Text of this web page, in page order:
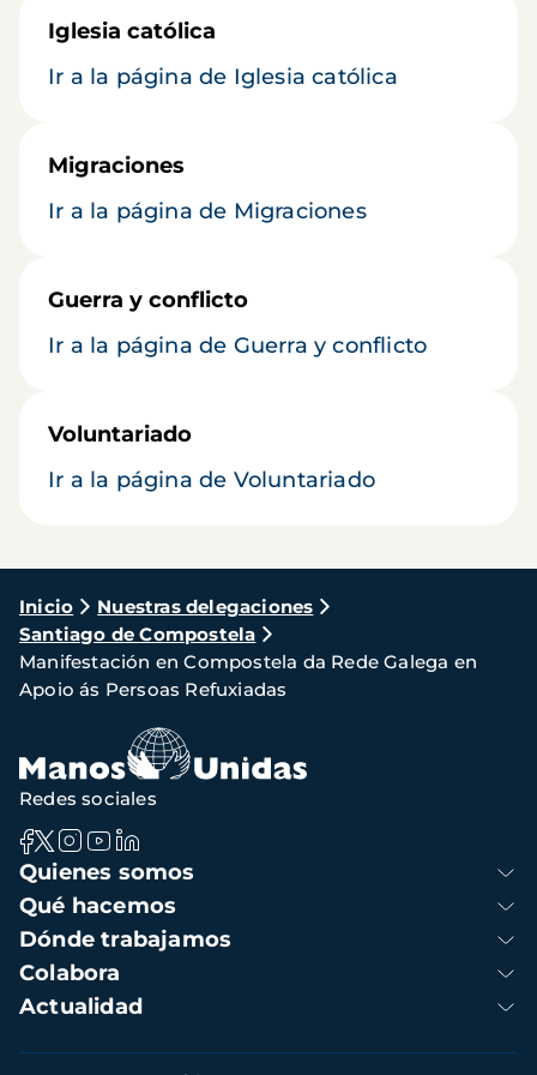
Iglesia católica
Ir a la página de Iglesia católica
Migraciones
Ir a la página de Migraciones
Guerra y conflicto
Ir a la página de Guerra y conflicto
Voluntariado
Ir a la página de Voluntariado
Ruta
de
navegación
Inicio
Nuestras delegaciones
Santiago de Compostela
Manifestación en Compostela da Rede Galega en
Apoio ás Persoas Refuxiadas
Navegación
principal
Quienes somos
Qué hacemos
Dónde trabajamos
Colabora
Actualidad
Redes sociales